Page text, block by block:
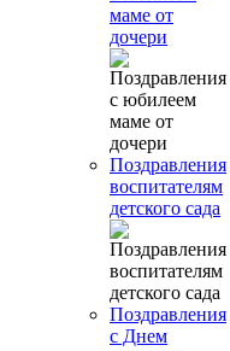
маме от
дочери
Поздравления
воспитателям
детского сада
Поздравления
с Днем